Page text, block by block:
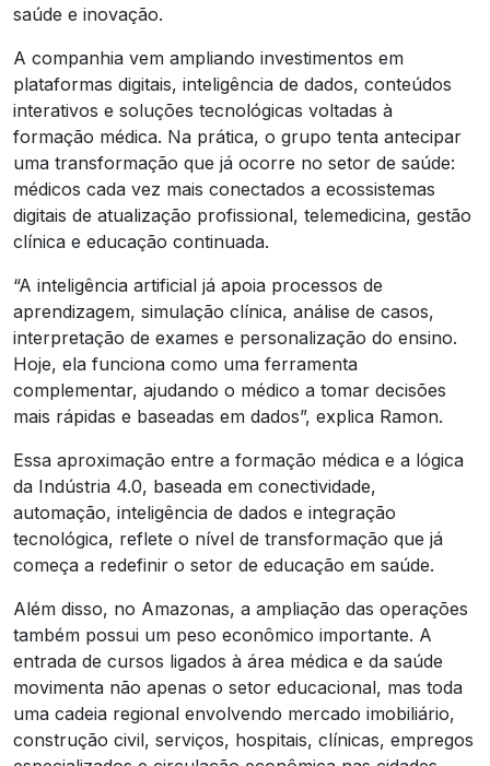
saúde e inovação.
A companhia vem ampliando investimentos em
plataformas digitais, inteligência de dados, conteúdos
interativos e soluções tecnológicas voltadas à
formação médica. Na prática, o grupo tenta antecipar
uma transformação que já ocorre no setor de saúde:
médicos cada vez mais conectados a ecossistemas
digitais de atualização profissional, telemedicina, gestão
clínica e educação continuada.
“A inteligência artificial já apoia processos de
aprendizagem, simulação clínica, análise de casos,
interpretação de exames e personalização do ensino.
Hoje, ela funciona como uma ferramenta
complementar, ajudando o médico a tomar decisões
mais rápidas e baseadas em dados”, explica Ramon.
Essa aproximação entre a formação médica e a lógica
da Indústria 4.0, baseada em conectividade,
automação, inteligência de dados e integração
tecnológica, reflete o nível de transformação que já
começa a redefinir o setor de educação em saúde.
Além disso, no Amazonas, a ampliação das operações
também possui um peso econômico importante. A
entrada de cursos ligados à área médica e da saúde
movimenta não apenas o setor educacional, mas toda
uma cadeia regional envolvendo mercado imobiliário,
construção civil, serviços, hospitais, clínicas, empregos